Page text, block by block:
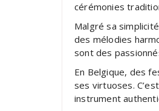
cérémonies
Malgré sa
des mélodies
sont des
En Belgique, des
ses virtuoses.
instrument